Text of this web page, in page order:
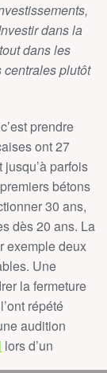
dans la
dans les
centrales plutôt
prendre
ont 27
parfois
bétons
30 ans,
dès 20 ans. La
exemple deux
Une
la fermeture
répété
audition
lors d’un